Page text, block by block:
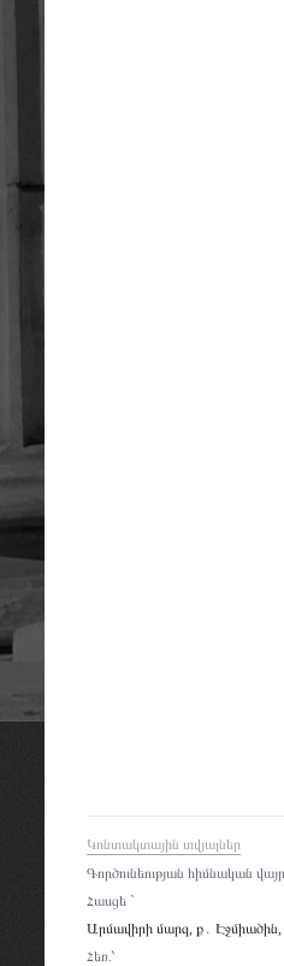
Կոնտակտային տվյալներ
Գործունեության հիմնական
Հասցե `
Արմավիրի մարզ, ք․
Հեռ.՝